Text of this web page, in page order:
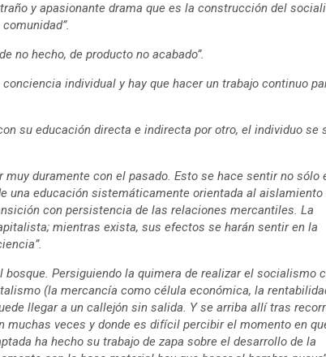
y apasionante drama que es la construcción del
no hecho, de producto no acabado”.
individual y hay que hacer un trabajo continuo
su educación directa e indirecta por otro, el individuo se
duramente con el pasado. Esto se hace sentir no sólo
una educación sistemáticamente orientada al aislamiento
con persistencia de las relaciones mercantiles. La
mientras exista, sus efectos se harán sentir en la
Persiguiendo la quimera de realizar el socialismo
(la mercancía como célula económica, la
llegar a un callejón sin salida. Y se arriba allí tras
veces y donde es difícil percibir el momento en
ha hecho su trabajo de zapa sobre el desarrollo de la